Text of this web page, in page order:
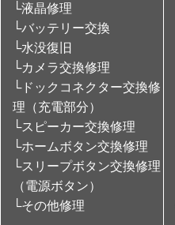
└液晶修理
└バッテリー交換
└水没復旧
└カメラ交換修理
└ドックコネクター交換修
理（充電部分）
└スピーカー交換修理
└ホームボタン交換修理
└スリープボタン交換修理
（電源ボタン）
└その他修理